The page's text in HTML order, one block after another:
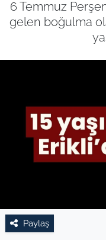
6 Temmuz
gelen boğulma
Paylaş
GÜNDEM
EĞİTİM
TARIM VE
SPOR